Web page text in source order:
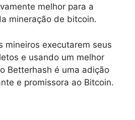
melhor para a
mineração de bitcoin.
mineiros executarem seus
e usando um melhor
Betterhash é uma adição
e promissora ao Bitcoin.